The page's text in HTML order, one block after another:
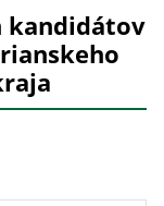
kandidátov